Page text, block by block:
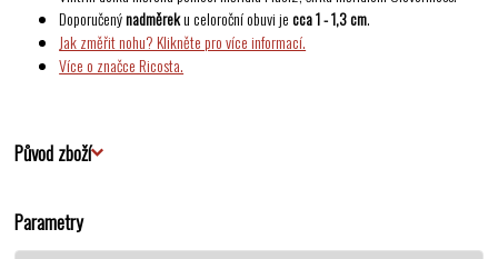
Doporučenýnadměreku celoroční obuvi jecca 1 - 1,3 cm.
Jak změřit nohu? Klikněte pro více informací.
Více o značce Ricosta.
Původ zboží
Parametry